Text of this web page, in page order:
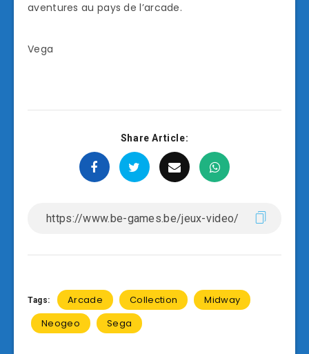
aventures au pays de l’arcade.
Vega
Share Article:
Tags: Arcade Collection
Midway
Neogeo
Sega